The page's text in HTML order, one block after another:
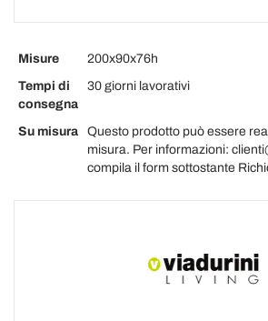
Misure
200x90x76h
Tempi di
consegna
30 giorni lavorativi
Su misura
Questo prodotto può essere
misura. Per informazioni:
compila il form sottostante